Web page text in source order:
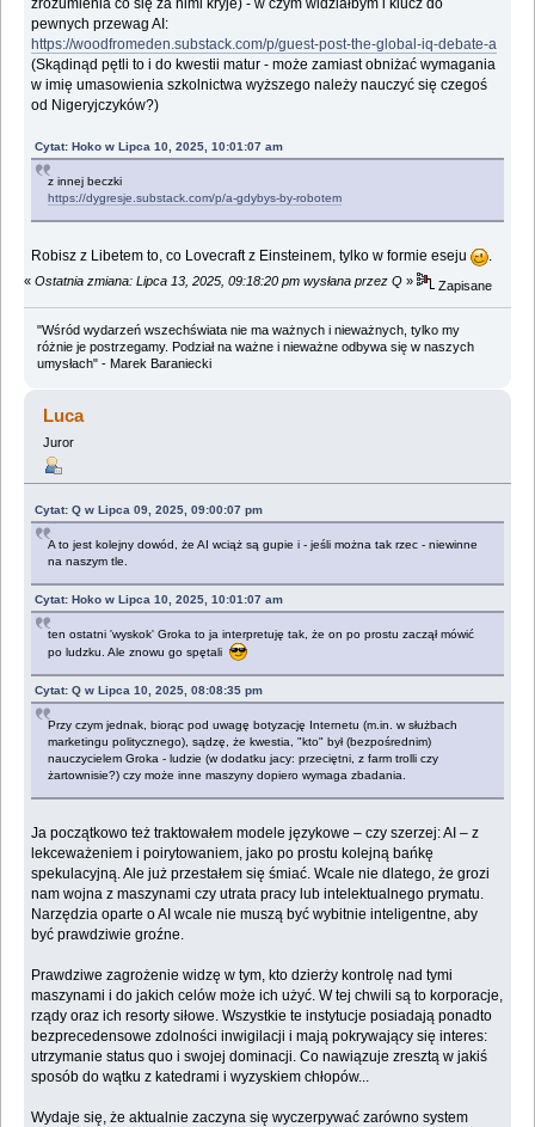
zrozumienia co się za nimi kryje) - w czym widziałbym i klucz do
pewnych przewag AI:
https://woodfromeden.substack.com/p/guest-post-the-global-iq-debate-a
(Skądinąd pętli to i do kwestii matur - może zamiast obniżać wymagania
w imię umasowienia szkolnictwa wyższego należy nauczyć się czegoś
od Nigeryjczyków?)
Cytat: Hoko w Lipca 10, 2025, 10:01:07 am
z innej beczki
https://dygresje.substack.com/p/a-gdybys-by-robotem
Robisz z Libetem to, co Lovecraft z Einsteinem, tylko w formie eseju .
« Ostatnia zmiana: Lipca 13, 2025, 09:18:20 pm wysłana przez Q » Zapisane
"Wśród wydarzeń wszechświata nie ma ważnych i nieważnych, tylko my
różnie je postrzegamy. Podział na ważne i nieważne odbywa się w naszych
umysłach" - Marek Baraniecki
Luca
Juror
Cytat: Q w Lipca 09, 2025, 09:00:07 pm
A to jest kolejny dowód, że AI wciąż są gupie i - jeśli można tak rzec - niewinne
na naszym tle.
Cytat: Hoko w Lipca 10, 2025, 10:01:07 am
ten ostatni 'wyskok' Groka to ja interpretuję tak, że on po prostu zaczął mówić
po ludzku. Ale znowu go spętali
Cytat: Q w Lipca 10, 2025, 08:08:35 pm
Przy czym jednak, biorąc pod uwagę botyzację Internetu (m.in. w służbach
marketingu politycznego), sądzę, że kwestia, "kto" był (bezpośrednim)
nauczycielem Groka - ludzie (w dodatku jacy: przeciętni, z farm trolli czy
żartownisie?) czy może inne maszyny dopiero wymaga zbadania.
Ja początkowo też traktowałem modele językowe – czy szerzej: AI – z
lekceważeniem i poirytowaniem, jako po prostu kolejną bańkę
spekulacyjną. Ale już przestałem się śmiać. Wcale nie dlatego, że grozi
nam wojna z maszynami czy utrata pracy lub intelektualnego prymatu.
Narzędzia oparte o AI wcale nie muszą być wybitnie inteligentne, aby
być prawdziwie groźne.
Prawdziwe zagrożenie widzę w tym, kto dzierży kontrolę nad tymi
maszynami i do jakich celów może ich użyć. W tej chwili są to korporacje,
rządy oraz ich resorty siłowe. Wszystkie te instytucje posiadają ponadto
bezprecedensowe zdolności inwigilacji i mają pokrywający się interes:
utrzymanie status quo i swojej dominacji. Co nawiązuje zresztą w jakiś
sposób do wątku z katedrami i wyzyskiem chłopów...
Wydaje się, że aktualnie zaczyna się wyczerpywać zarówno system